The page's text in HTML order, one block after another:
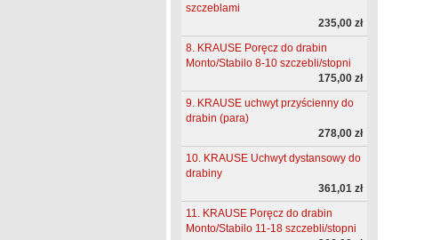
szczeblami
235,00 zł
8. KRAUSE Poręcz do drabin
Monto/Stabilo 8-10 szczebli/stopni
175,00 zł
9. KRAUSE uchwyt przyścienny do
drabin (para)
278,00 zł
10. KRAUSE Uchwyt dystansowy do
drabiny
361,01 zł
11. KRAUSE Poręcz do drabin
Monto/Stabilo 11-18 szczebli/stopni